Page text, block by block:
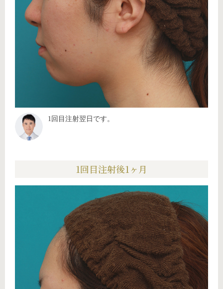
1回目注射翌日です。
1回目注射後1ヶ月